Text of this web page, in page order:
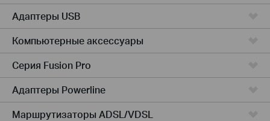
Адаптеры USB
Компьютерные аксессуары
Серия Fusion Pro
Адаптеры Powerline
Маршрутизаторы ADSL/VDSL